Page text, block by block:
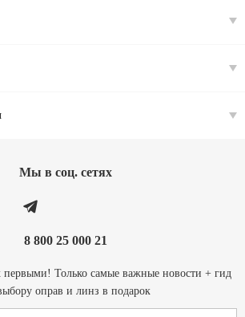
Мы в соц. cетях
8 800 25 000 21
первыми! Только самые важные новости + гид
оправ и линз в подарок